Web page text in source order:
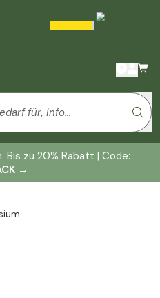
Bis zu 20% Rabatt | Code:
→